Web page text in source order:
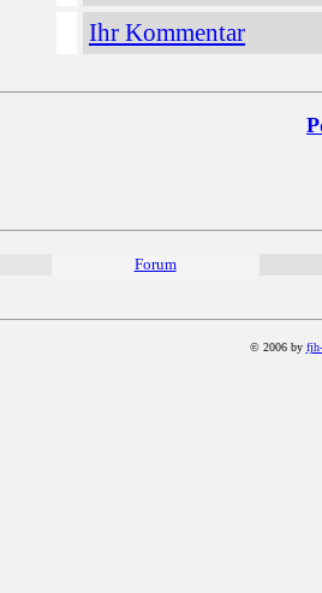
Ihr Kommentar
Forum
© 2006 by